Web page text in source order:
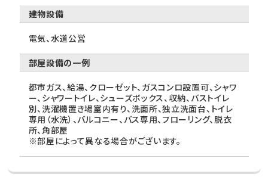
建物設備
電気、水道公営
部屋設備の一例
都市ガス、給湯、クローゼット、ガスコンロ設置可、シャワ
ー、シャワートイレ、シューズボックス、収納、バストイレ
別、洗濯機置き場室内有り、洗面所、独立洗面台、トイレ
専用（水洗）、バルコニー、バス専用、フローリング、脱衣
所、角部屋
※部屋によって異なる場合がございます。